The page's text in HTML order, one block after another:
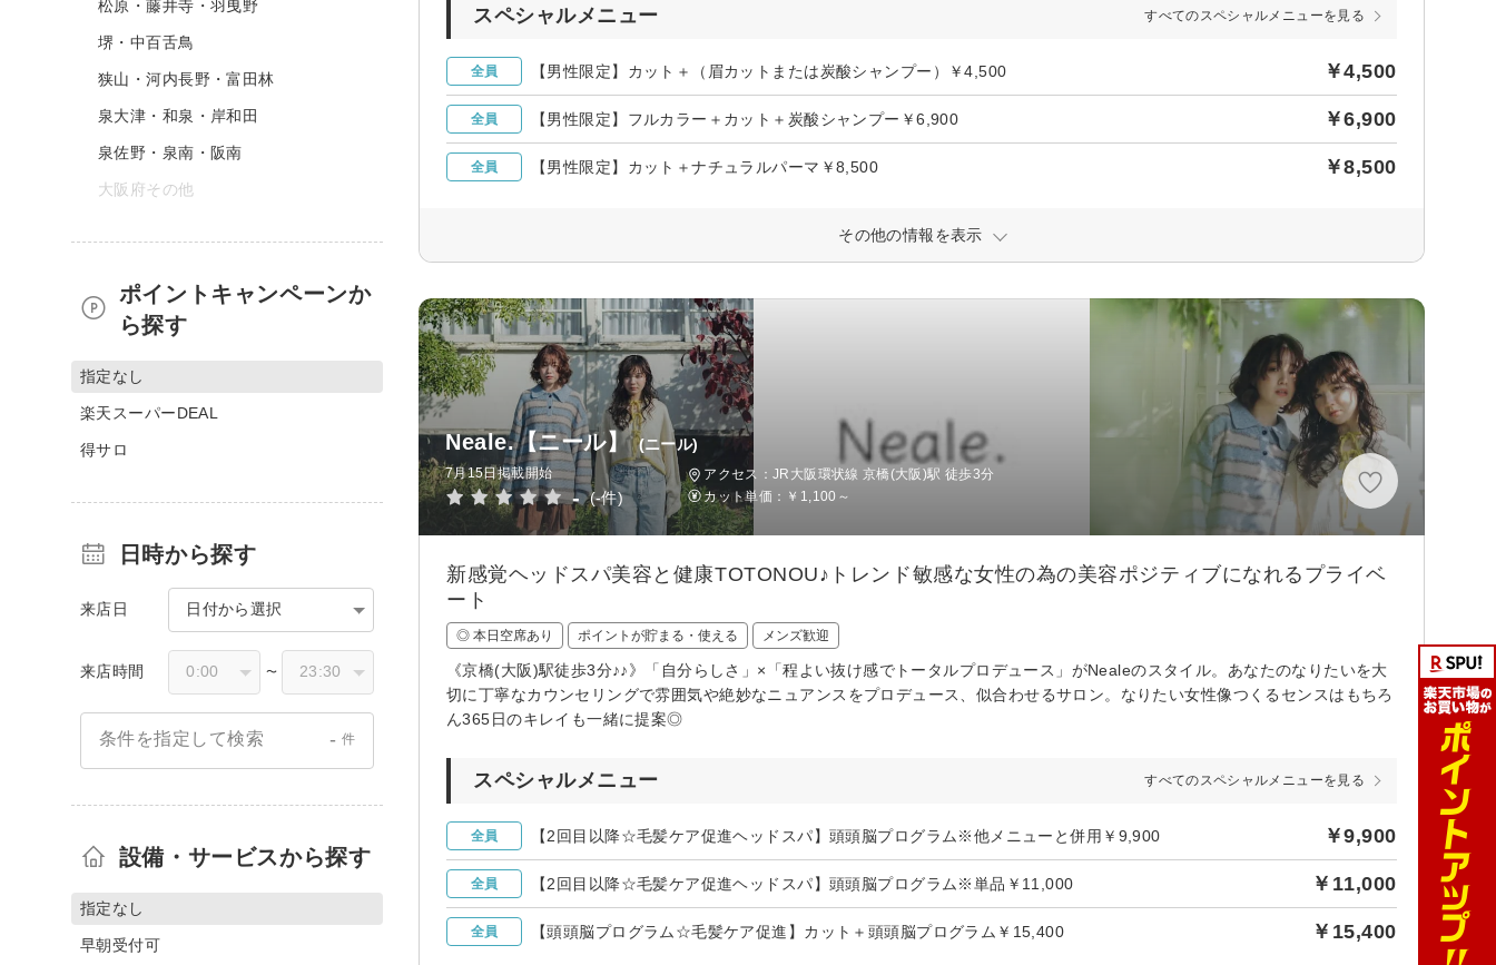
スペシャルメニュー すべてのスペシャルメニューを見る
全員 【男性限定】カット＋（眉カットまたは炭酸シャンプー）￥4,500 ￥4,500
全員 【男性限定】フルカラー＋カット＋炭酸シャンプー￥6,900 ￥6,900
全員 【男性限定】カット＋ナチュラルパーマ￥8,500 ￥8,500
その他の情報を表示
Neale.【ニール】 (ニール)
7月15日掲載開始
- (-件)
アクセス：JR大阪環状線 京橋(大阪)駅 徒歩3分
カット単価： ￥1,100～
新感覚ヘッドスパ美容と健康TOTONOU♪トレンド敏感な女性の為の美容ポジティブになれるプライベ
ート
◎ 本日空席あり ポイントが貯まる・使える メンズ歓迎
《京橋(大阪)駅徒歩3分♪♪》「自分らしさ」×「程よい抜け感でトータルプロデュース」がNealeのスタイル。あなたのなりたいを大
切に丁寧なカウンセリングで雰囲気や絶妙なニュアンスをプロデュース、似合わせるサロン。なりたい女性像つくるセンスはもちろ
ん365日のキレイも一緒に提案◎
スペシャルメニュー すべてのスペシャルメニューを見る
全員 【2回目以降☆毛髪ケア促進ヘッドスパ】頭頭脳プログラム※他メニューと併用￥9,900 ￥9,900
全員 【2回目以降☆毛髪ケア促進ヘッドスパ】頭頭脳プログラム※単品￥11,000 ￥11,000
全員 【頭頭脳プログラム☆毛髪ケア促進】カット＋頭頭脳プログラム￥15,400 ￥15,400
松原・藤井寺・羽曳野
堺・中百舌鳥
狭山・河内長野・富田林
泉大津・和泉・岸和田
泉佐野・泉南・阪南
大阪府その他
ポイントキャンペーンか
ら探す
指定なし
楽天スーパーDEAL
得サロ
日時から探す
来店日 日付から選択
来店時間 〜
条件を指定して検索 - 件
設備・サービスから探す
指定なし
早朝受付可